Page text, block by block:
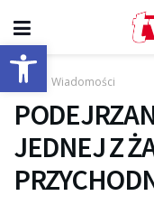
Otwórz pasek narzędzi
Start Wiadomości
JEDNEJ Z